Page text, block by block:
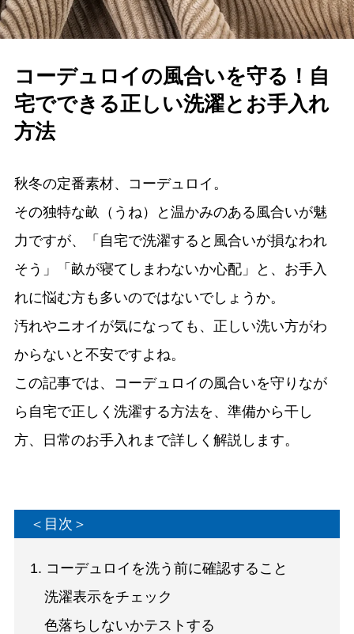
コーデュロイの風合いを守る！自
宅でできる正しい洗濯とお手入れ
方法
秋冬の定番素材、コーデュロイ。
その独特な畝（うね）と温かみのある風合いが魅
力ですが、「自宅で洗濯すると風合いが損なわれ
そう」「畝が寝てしまわないか心配」と、お手入
れに悩む方も多いのではないでしょうか。
汚れやニオイが気になっても、正しい洗い方がわ
からないと不安ですよね。
この記事では、コーデュロイの風合いを守りなが
ら自宅で正しく洗濯する方法を、準備から干し
方、日常のお手入れまで詳しく解説します。
＜目次＞
1. コーデュロイを洗う前に確認すること
洗濯表示をチェック
色落ちしないかテストする